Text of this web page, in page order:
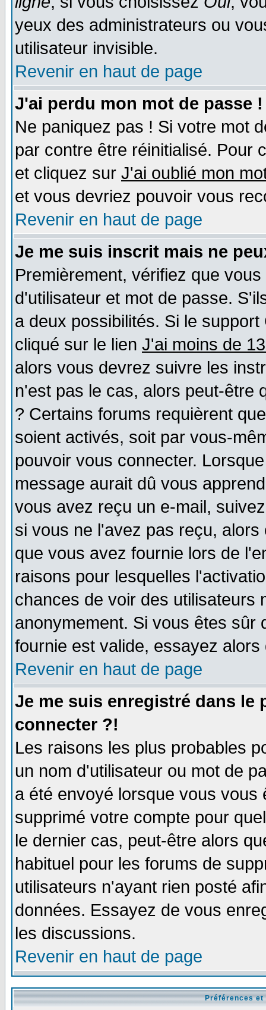
yeux des administrateurs ou
utilisateur invisible.
Revenir en haut de page
J'ai perdu mon mot de passe !
Ne paniquez pas ! Si votre mot
par contre être réinitialisé. Pour
et cliquez sur J'ai oublié mon
et vous devriez pouvoir vous
Revenir en haut de page
Je me suis inscrit mais ne
Premièrement, vérifiez que
d'utilisateur et mot de passe.
a deux possibilités. Si le
cliqué sur le lien J'ai moins de
alors vous devrez suivre les
n'est pas le cas, alors peut-être
? Certains forums requièrent
soient activés, soit par vous-
pouvoir vous connecter.
message aurait dû vous
vous avez reçu un e-mail,
si vous ne l'avez pas reçu,
que vous avez fournie lors de
raisons pour lesquelles
chances de voir des utilisateurs
anonymement. Si vous êtes sûr
fournie est valide, essayez
Revenir en haut de page
Je me suis enregistré dans le
connecter ?!
Les raisons les plus probables
un nom d'utilisateur ou mot de
a été envoyé lorsque vous
supprimé votre compte pour
le dernier cas, peut-être alors
habituel pour les forums de
utilisateurs n'ayant rien posté
données. Essayez de vous
les discussions.
Revenir en haut de page
Préférences